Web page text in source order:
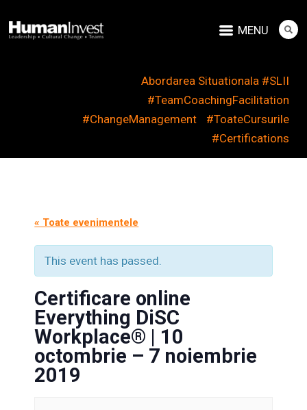
MENU
Abordarea Situationala #SLII
#TeamCoachingFacilitation
#ChangeManagement
#ToateCursurile
#Certifications
« Toate evenimentele
This event has passed.
Certificare online
Everything DiSC
Workplace® | 10
octombrie – 7 noiembrie
2019